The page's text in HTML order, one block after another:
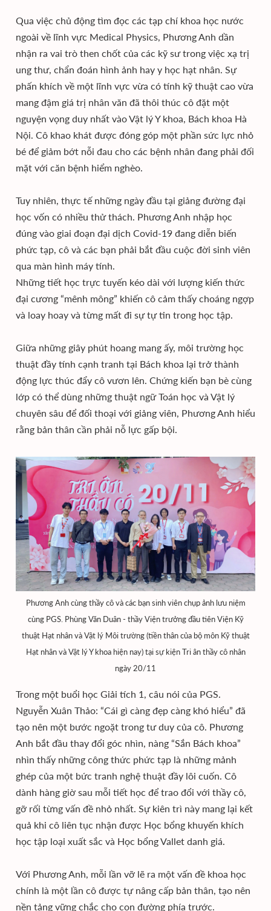
Qua việc chủ động tìm đọc các tạp chí khoa học nước
ngoài về lĩnh vực Medical Physics, Phương Anh dần
nhận ra vai trò then chốt của các kỹ sư trong việc xạ trị
ung thư, chẩn đoán hình ảnh hay y học hạt nhân. Sự
phấn khích về một lĩnh vực vừa có tính kỹ thuật cao vừa
mang đậm giá trị nhân văn đã thôi thúc cô đặt một
nguyện vọng duy nhất vào Vật lý Y khoa, Bách khoa Hà
Nội. Cô khao khát được đóng góp một phần sức lực nhỏ
bé để giảm bớt nỗi đau cho các bệnh nhân đang phải đối
mặt với căn bệnh hiểm nghèo.
Tuy nhiên, thực tế những ngày đầu tại giảng đường đại
học vốn có nhiều thử thách. Phương Anh nhập học
đúng vào giai đoạn đại dịch Covid-19 đang diễn biến
phức tạp, cô và các bạn phải bắt đầu cuộc đời sinh viên
qua màn hình máy tính.
Những tiết học trực tuyến kéo dài với lượng kiến thức
đại cương “mênh mông” khiến cô cảm thấy choáng ngợp
và loay hoay và từng mất đi sự tự tin trong học tập.
Giữa những giây phút hoang mang ấy, môi trường học
thuật đầy tính cạnh tranh tại Bách khoa lại trở thành
động lực thúc đẩy cô vươn lên. Chứng kiến bạn bè cùng
lớp có thể dùng những thuật ngữ Toán học và Vật lý
chuyên sâu để đối thoại với giảng viên, Phương Anh hiểu
rằng bản thân cần phải nỗ lực gấp bội.
Phương Anh cùng thầy cô và các bạn sinh viên chụp ảnh lưu niệm
cùng PGS. Phùng Văn Duân - thầy Viện trưởng đầu tiên Viện Kỹ
thuật Hạt nhân và Vật lý Môi trường (tiền thân của bộ môn Kỹ thuật
Hạt nhân và Vật lý Y khoa hiện nay) tại sự kiện Tri ân thầy cô nhân
ngày 20/11
Trong một buổi học Giải tích 1, câu nói của PGS.
Nguyễn Xuân Thảo: “Cái gì càng đẹp càng khó hiểu” đã
tạo nên một bước ngoặt trong tư duy của cô. Phương
Anh bắt đầu thay đổi góc nhìn, nàng “Sắn Bách khoa”
nhìn thấy những công thức phức tạp là những mảnh
ghép của một bức tranh nghệ thuật đầy lôi cuốn. Cô
dành hàng giờ sau mỗi tiết học để trao đổi với thầy cô,
gỡ rối từng vấn đề nhỏ nhất. Sự kiên trì này mang lại kết
quả khi cô liên tục nhận được Học bổng khuyến khích
học tập loại xuất sắc và Học bổng Vallet danh giá.
Với Phương Anh, mỗi lần vỡ lẽ ra một vấn đề khoa học
chính là một lần cô được tự nâng cấp bản thân, tạo nên
nền tảng vững chắc cho con đường phía trước.